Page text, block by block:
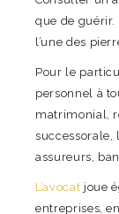
que de guérir.
l’une des
Pour le
personnel à
matrimonial,
successorale,
assureurs,
L’avocat joue
entreprises,